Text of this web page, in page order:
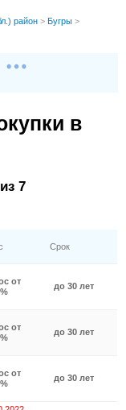
район > Бугры >
в
7
Срок
от
до 30 лет
от
до 30 лет
от
до 30 лет